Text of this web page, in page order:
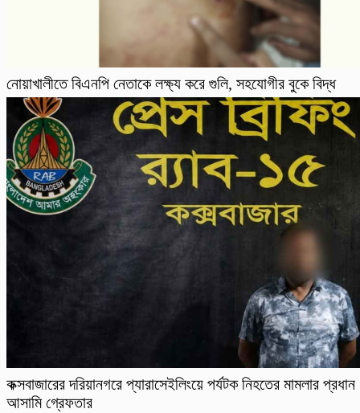
নোয়াখালীতে বিএনপি নেতাকে লক্ষ্য করে গুলি, সহযোগীর বুকে বিদ্ধ
কক্সবাজারের দরিয়ানগরে প্যারাসেইলিংয়ে পর্যটক নিহতের মামলার প্রধান
আসামি গ্রেফতার